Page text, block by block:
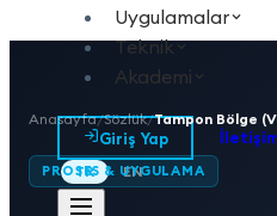
Uygulamalar
Teknik
Akademi
Giriş Yap
TR EN
Anasayfa/Sözlük/Tampon Bölge
PROSES & UYGULAMA